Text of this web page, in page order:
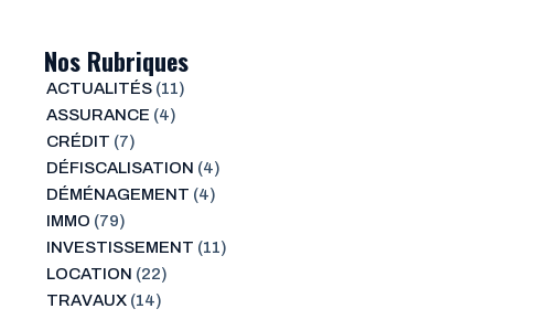
Nos Rubriques
ACTUALITÉS(11)
ASSURANCE (4)
CRÉDIT (7)
DÉFISCALISATION (4)
DÉMÉNAGEMENT (4)
IMMO (79)
INVESTISSEMENT (11)
LOCATION (22)
TRAVAUX(14)